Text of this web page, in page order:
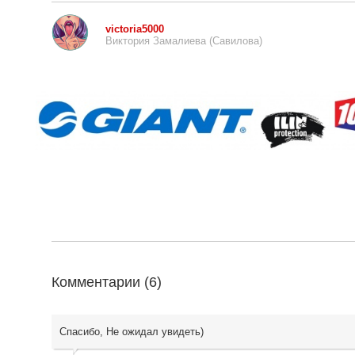
victoria5000
Виктория Замалиева (Савилова)
Комментарии (6)
Спасибо, Не ожидал увидеть)